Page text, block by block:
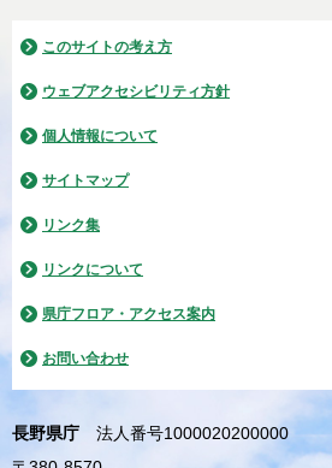
このサイトの考え方
ウェブアクセシビリティ方針
個人情報について
サイトマップ
リンク集
リンクについて
県庁フロア・アクセス案内
お問い合わせ
長野県庁
法人番号1000020200000